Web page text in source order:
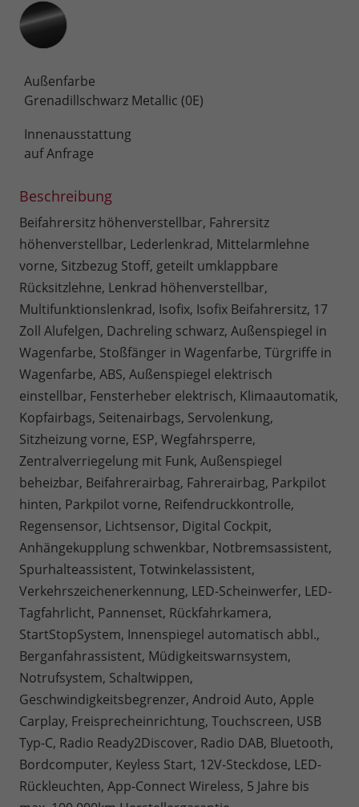
Außenfarbe
Grenadillschwarz Metallic (0E)
Innenausstattung
auf Anfrage
Beschreibung
Beifahrersitz höhenverstellbar, Fahrersitz
höhenverstellbar, Lederlenkrad, Mittelarmlehne
vorne, Sitzbezug Stoff, geteilt umklappbare
Rücksitzlehne, Lenkrad höhenverstellbar,
Multifunktionslenkrad, Isofix, Isofix Beifahrersitz, 17
Zoll Alufelgen, Dachreling schwarz, Außenspiegel in
Wagenfarbe, Stoßfänger in Wagenfarbe, Türgriffe in
Wagenfarbe, ABS, Außenspiegel elektrisch
einstellbar, Fensterheber elektrisch, Klimaautomatik,
Kopfairbags, Seitenairbags, Servolenkung,
Sitzheizung vorne, ESP, Wegfahrsperre,
Zentralverriegelung mit Funk, Außenspiegel
beheizbar, Beifahrerairbag, Fahrerairbag, Parkpilot
hinten, Parkpilot vorne, Reifendruckkontrolle,
Regensensor, Lichtsensor, Digital Cockpit,
Anhängekupplung schwenkbar, Notbremsassistent,
Spurhalteassistent, Totwinkelassistent,
Verkehrszeichenerkennung, LED-Scheinwerfer, LED-
Tagfahrlicht, Pannenset, Rückfahrkamera,
StartStopSystem, Innenspiegel automatisch abbl.,
Berganfahrassistent, Müdigkeitswarnsystem,
Notrufsystem, Schaltwippen,
Geschwindigkeitsbegrenzer, Android Auto, Apple
Carplay, Freisprecheinrichtung, Touchscreen, USB
Typ-C, Radio Ready2Discover, Radio DAB, Bluetooth,
Bordcomputer, Keyless Start, 12V-Steckdose, LED-
Rückleuchten, App-Connect Wireless, 5 Jahre bis